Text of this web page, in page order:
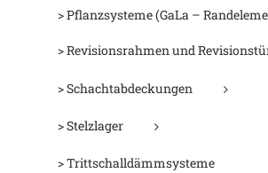
> Pflanzsysteme (GaLa –
> Revisionsrahmen und
> Schachtabdeckungen
> Stelzlager
> Trittschalldämmsysteme